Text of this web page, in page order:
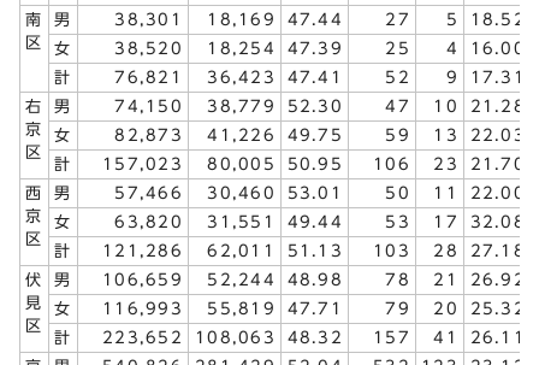
南
区
男 38,301 18,169 47.44 27 5
18.52
女
38,520 18,254 47.39 25 4
16.00
計
76,821 36,423 47.41 52 9
17.31
右
京
区
男 74,150 38,779 52.30 47 10
21.28
女
82,873 41,226 49.75 59 13
22.03
計
157,023 80,005 50.95 106 23
21.70
西
京
区
男 57,466 30,460 53.01 50 11
22.00
女
63,820 31,551 49.44 53 17
32.08
計
121,286 62,011 51.13 103 28
27.18
伏
見
区
男 106,659 52,244 48.98 78 21
26.92
女
116,993 55,819 47.71 79 20
25.32
計
223,652 108,063 48.32 157 41
26.11